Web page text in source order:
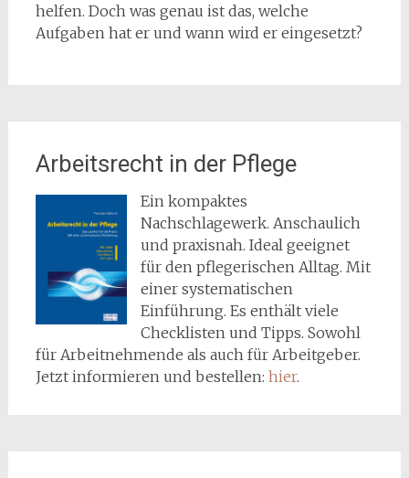
helfen. Doch was genau ist das, welche
Aufgaben hat er und wann wird er eingesetzt?
Arbeitsrecht in der Pflege
Ein kompaktes
Nachschlagewerk. Anschaulich
und praxisnah. Ideal geeignet
für den pflegerischen Alltag. Mit
einer systematischen
Einführung. Es enthält viele
Checklisten und Tipps. Sowohl
für Arbeitnehmende als auch für Arbeitgeber.
Jetzt informieren und bestellen: hier.